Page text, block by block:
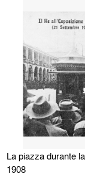
La piazza durante
1908